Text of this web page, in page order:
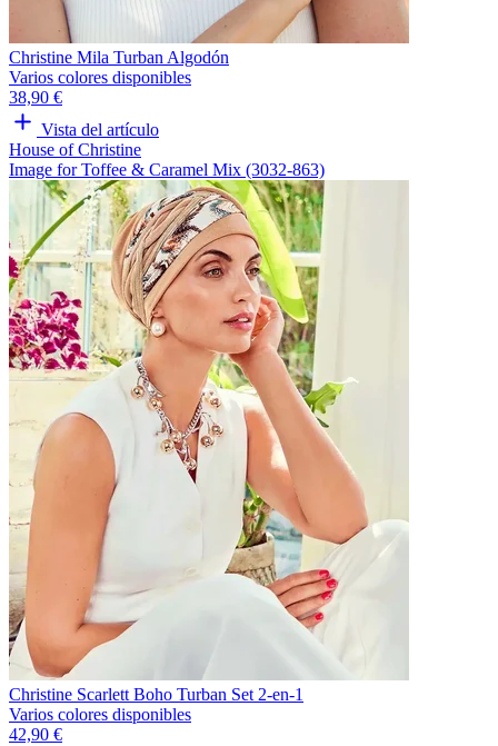
Christine Mila Turban Algodón
Varios colores disponibles
38,90 €
Vista del artículo
House of Christine
Image for Toffee & Caramel Mix (3032-863)
Christine Scarlett Boho Turban Set 2-en-1
Varios colores disponibles
42,90 €